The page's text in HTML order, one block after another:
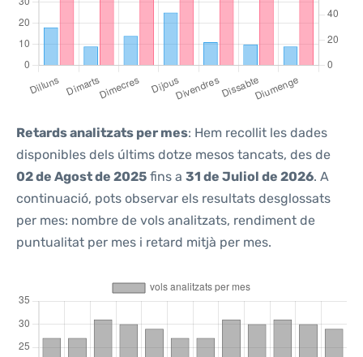
Retards analitzats per mes: Hem recollit les dades
disponibles dels últims dotze mesos tancats, des de
02 de Agost de 2025 fins a 31 de Juliol de 2026. A
continuació, pots observar els resultats desglossats
per mes: nombre de vols analitzats, rendiment de
puntualitat per mes i retard mitjà per mes.